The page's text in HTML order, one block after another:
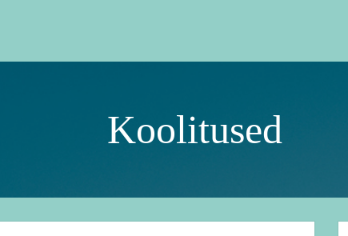
Koolitused